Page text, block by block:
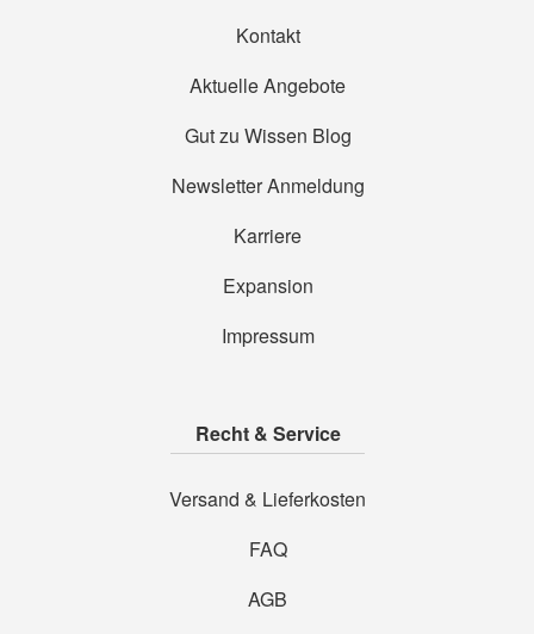
Kontakt
Aktuelle Angebote
Gut zu Wissen Blog
Newsletter Anmeldung
Karriere
Expansion
Impressum
Recht & Service
Versand & Lieferkosten
FAQ
AGB